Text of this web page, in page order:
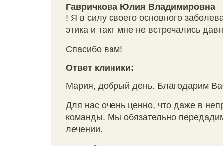
Гавричкова Юлия Владимировна
! Я в силу своего основного
этика и такт мне не встречались
Спасибо вам!
Ответ клиники:
Мария, добрый день. Благодарим
Для нас очень ценно, что даже в
команды. Мы обязательно
лечении.